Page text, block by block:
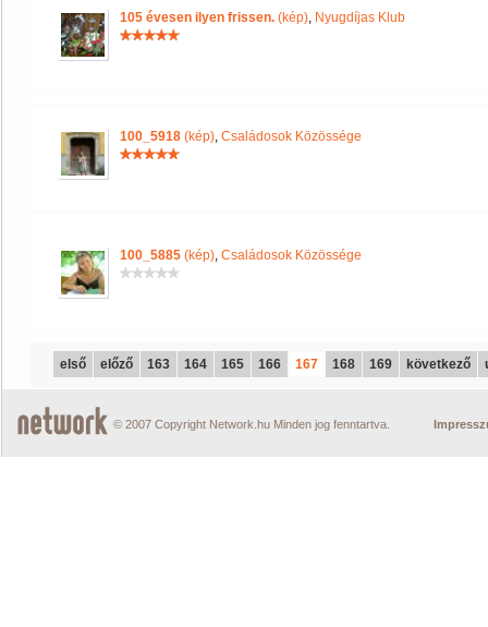
105 évesen ilyen frissen. (kép), Nyugdíjas Klub
100_5918 (kép), Családosok Közössége
100_5885 (kép), Családosok Közössége
első előző 163 164 165 166 167 168 169 következő
© 2007 Copyright Network.hu Minden jog fenntartva.